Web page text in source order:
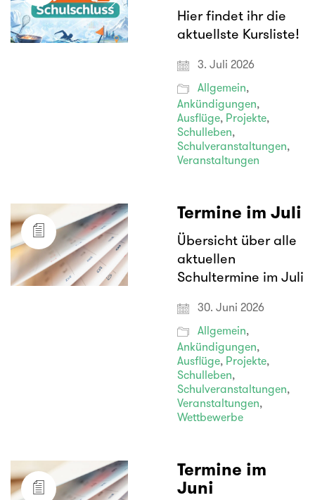
Hier findet ihr die
aktuellste Kursliste!
3. Juli 2026
Allgemein,
Ankündigungen,
Ausflüge, Projekte,
Schulleben,
Schulveranstaltungen,
Veranstaltungen
Termine im Juli
Übersicht über alle
aktuellen
Schultermine im Juli
30. Juni 2026
Allgemein,
Ankündigungen,
Ausflüge, Projekte,
Schulleben,
Schulveranstaltungen,
Veranstaltungen,
Wettbewerbe
Termine im
Juni